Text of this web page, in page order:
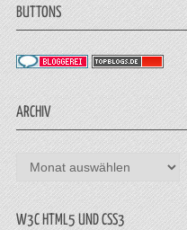
BUTTONS
ARCHIV
Archiv
W3C HTML5 UND CSS3